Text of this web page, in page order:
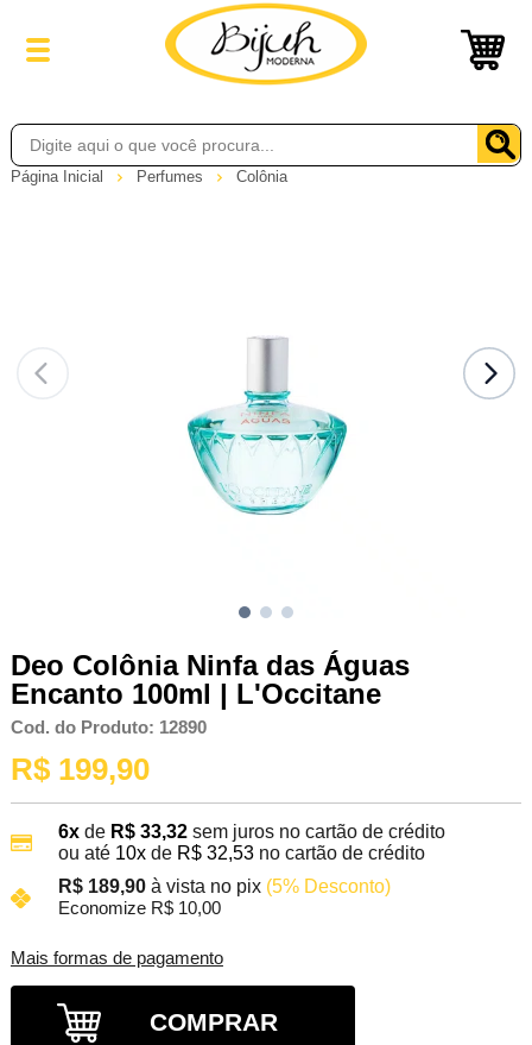
Página Inicial Perfumes Colônia
Deo Colônia Ninfa das Águas
Encanto 100ml | L'Occitane
Cod. do Produto: 12890
R$ 199,90
6xde R$ 33,32 sem juros no cartão de crédito
ou até 10xde R$ 32,53no cartão de crédito
R$ 189,90 à vista no pix (5% Desconto)
Economize R$ 10,00
Mais formas de pagamento
COMPRAR